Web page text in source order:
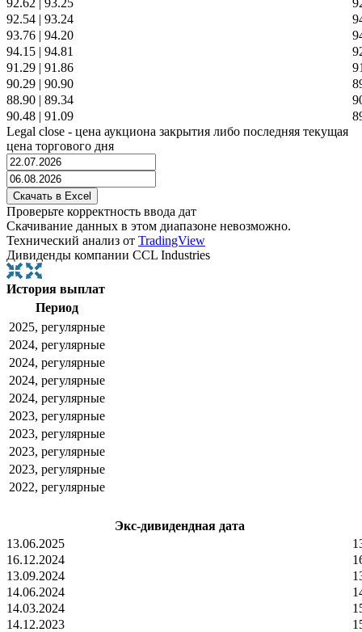
92.54 | 93.24
93.76 | 94.20
94.15 | 94.81
91.29 | 91.86
90.29 | 90.90
88.90 | 89.34
90.48 | 91.09
Legal close - цена аукциона закрытия либо последняя текущая
цена торгового дня
Проверьте корректность ввода дат
Скачивание данных в этом диапазоне невозможно.
Технический анализ от TradingView
Дивиденды компании CCL Industries
История выплат
Период
2025, регулярные
2024, регулярные
2024, регулярные
2024, регулярные
2024, регулярные
2023, регулярные
2023, регулярные
2023, регулярные
2023, регулярные
2022, регулярные
Экс-дивидендная дата
13.06.2025
16.12.2024
13.09.2024
14.06.2024
14.03.2024
14.12.2023